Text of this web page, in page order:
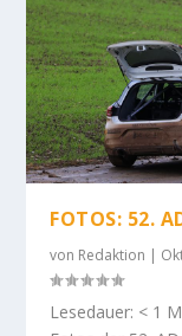
FOTOS: 52.
von Redaktion |
Lesedauer: < 1